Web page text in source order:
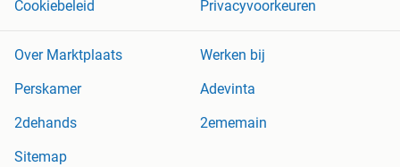
Cookiebeleid
Privacyvoorkeuren
Over Marktplaats
Werken bij
Perskamer
Adevinta
2dehands
2ememain
Sitemap